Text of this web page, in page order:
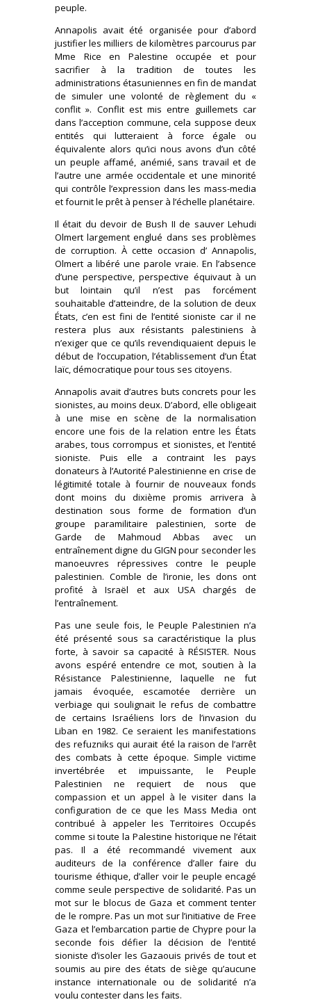
peuple.
Annapolis avait été organisée pour d’abord
justifier les milliers de kilomètres parcourus par
Mme Rice en Palestine occupée et pour
sacrifier à la tradition de toutes les
administrations étasuniennes en fin de mandat
de simuler une volonté de règlement du «
conflit ». Conflit est mis entre guillemets car
dans l’acception commune, cela suppose deux
entités qui lutteraient à force égale ou
équivalente alors qu’ici nous avons d’un côté
un peuple affamé, anémié, sans travail et de
l’autre une armée occidentale et une minorité
qui contrôle l’expression dans les mass-media
et fournit le prêt à penser à l’échelle planétaire.
Il était du devoir de Bush II de sauver Lehudi
Olmert largement englué dans ses problèmes
de corruption. À cette occasion d’ Annapolis,
Olmert a libéré une parole vraie. En l’absence
d’une perspective, perspective équivaut à un
but lointain qu’il n’est pas forcément
souhaitable d’atteindre, de la solution de deux
États, c’en est fini de l’entité sioniste car il ne
restera plus aux résistants palestiniens à
n’exiger que ce qu’ils revendiquaient depuis le
début de l’occupation, l’établissement d’un État
laïc, démocratique pour tous ses citoyens.
Annapolis avait d’autres buts concrets pour les
sionistes, au moins deux. D’abord, elle obligeait
à une mise en scène de la normalisation
encore une fois de la relation entre les États
arabes, tous corrompus et sionistes, et l’entité
sioniste. Puis elle a contraint les pays
donateurs à l’Autorité Palestinienne en crise de
légitimité totale à fournir de nouveaux fonds
dont moins du dixième promis arrivera à
destination sous forme de formation d’un
groupe paramilitaire palestinien, sorte de
Garde de Mahmoud Abbas avec un
entraînement digne du GIGN pour seconder les
manoeuvres répressives contre le peuple
palestinien. Comble de l’ironie, les dons ont
profité à Israël et aux USA chargés de
l’entraînement.
Pas une seule fois, le Peuple Palestinien n’a
été présenté sous sa caractéristique la plus
forte, à savoir sa capacité à RÉSISTER. Nous
avons espéré entendre ce mot, soutien à la
Résistance Palestinienne, laquelle ne fut
jamais évoquée, escamotée derrière un
verbiage qui soulignait le refus de combattre
de certains Israéliens lors de l’invasion du
Liban en 1982. Ce seraient les manifestations
des refuzniks qui aurait été la raison de l’arrêt
des combats à cette époque. Simple victime
invertébrée et impuissante, le Peuple
Palestinien ne requiert de nous que
compassion et un appel à le visiter dans la
configuration de ce que les Mass Media ont
contribué à appeler les Territoires Occupés
comme si toute la Palestine historique ne l’était
pas. Il a été recommandé vivement aux
auditeurs de la conférence d’aller faire du
tourisme éthique, d’aller voir le peuple encagé
comme seule perspective de solidarité. Pas un
mot sur le blocus de Gaza et comment tenter
de le rompre. Pas un mot sur l’initiative de Free
Gaza et l’embarcation partie de Chypre pour la
seconde fois défier la décision de l’entité
sioniste d’isoler les Gazaouis privés de tout et
soumis au pire des états de siège qu’aucune
instance internationale ou de solidarité n’a
voulu contester dans les faits.